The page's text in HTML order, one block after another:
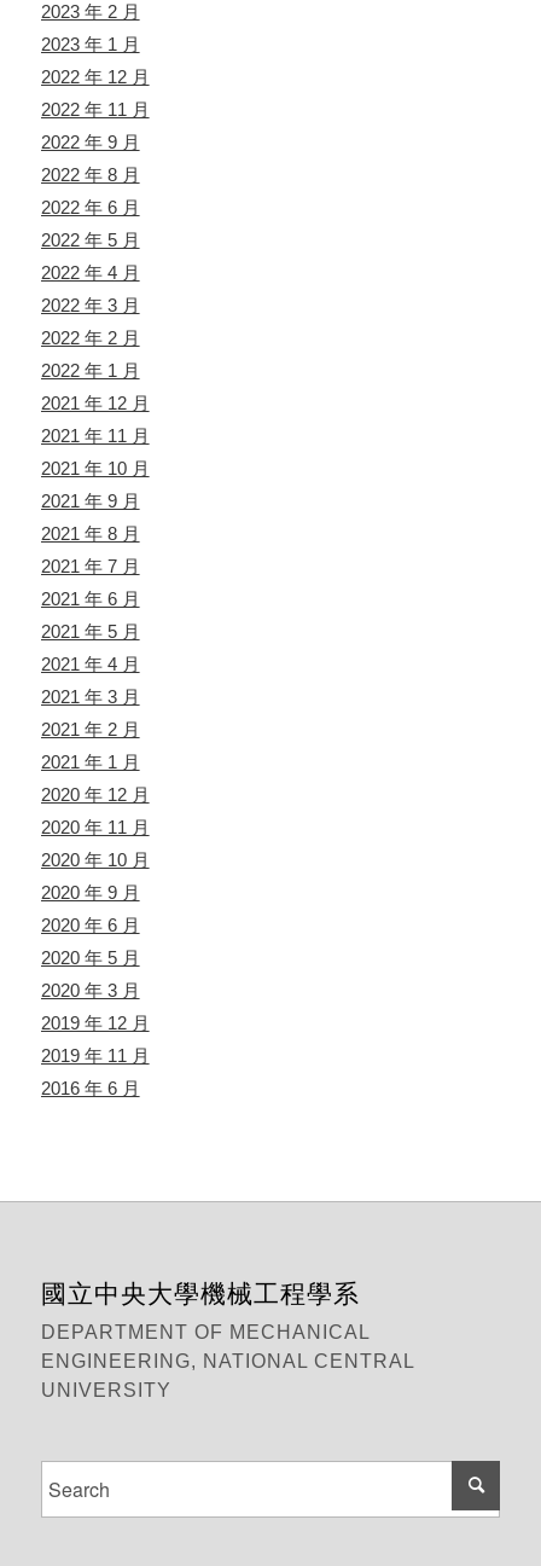
2023 年 2 月
2023 年 1 月
2022 年 12 月
2022 年 11 月
2022 年 9 月
2022 年 8 月
2022 年 6 月
2022 年 5 月
2022 年 4 月
2022 年 3 月
2022 年 2 月
2022 年 1 月
2021 年 12 月
2021 年 11 月
2021 年 10 月
2021 年 9 月
2021 年 8 月
2021 年 7 月
2021 年 6 月
2021 年 5 月
2021 年 4 月
2021 年 3 月
2021 年 2 月
2021 年 1 月
2020 年 12 月
2020 年 11 月
2020 年 10 月
2020 年 9 月
2020 年 6 月
2020 年 5 月
2020 年 3 月
2019 年 12 月
2019 年 11 月
2016 年 6 月
國立中央大學機械工程學系
DEPARTMENT OF MECHANICAL
ENGINEERING, NATIONAL CENTRAL
UNIVERSITY